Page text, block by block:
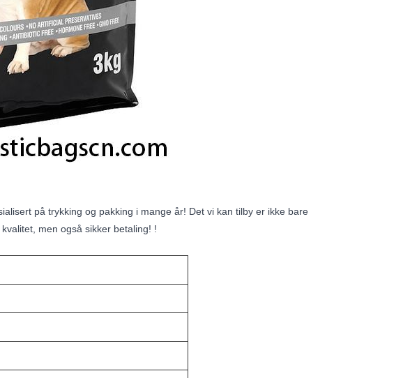
på trykking og pakking i mange år! Det vi kan tilby er ikke bare
men også sikker betaling! !